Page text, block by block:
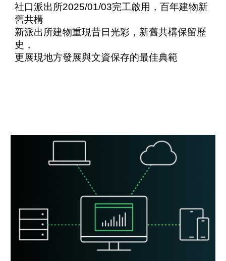
社口派出所2025/01/03完工啟用，百年建物新
舊共構
新派出所建物重現昔日光彩，新舊共構保留歷
史，
更展現地方發展與文資保存的最佳典範